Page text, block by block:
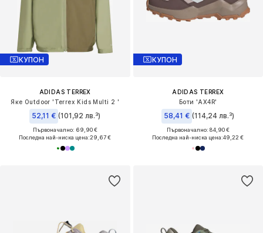
КУПОН
ADIDAS TERREX
Яке Outdoor 'Terrex Kids Multi 2 '
52,11 € (101,92 лв.³)
Първоначално: 69,90 €
Последна най-ниска цена:29,67 €
КУПОН
ADIDAS TERREX
Боти 'AX4R'
58,41 € (114,24 лв.³)
Първоначално: 84,90 €
Последна най-ниска цена:49,22 €